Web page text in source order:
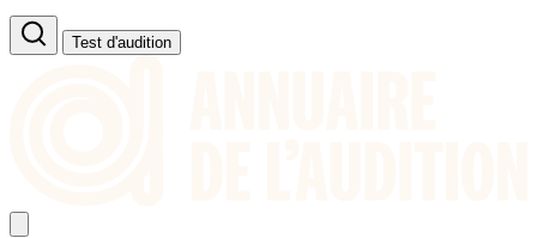
Test d'audition